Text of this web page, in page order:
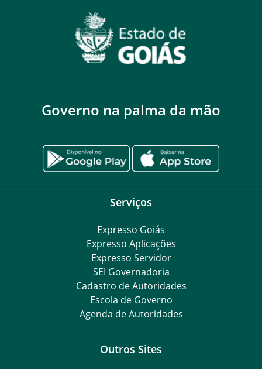
Governo na palma da mão
Serviços
Expresso Goiás
Expresso Aplicações
Expresso Servidor
SEI Governadoria
Cadastro de Autoridades
Escola de Governo
Agenda de Autoridades
Outros Sites